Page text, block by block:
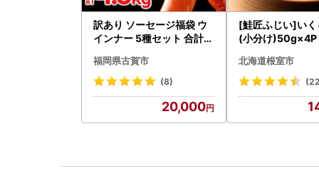
訳あり ソーセージ福袋 ウ
インナー 5種セット 合計4.
福岡県古賀市
(8)
20,000
[鮭匠ふじい]いく
(小分け
北海道根室市